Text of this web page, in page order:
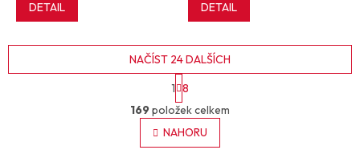
DETAIL DETAIL
O
v
l
á
NAČÍST 24 DALŠÍCH
S
t
r
á
n
k
1 8
169položek celkem
NAHORU